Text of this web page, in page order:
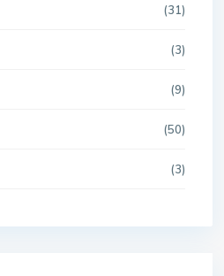
(31)
(3)
(9)
(50)
(3)